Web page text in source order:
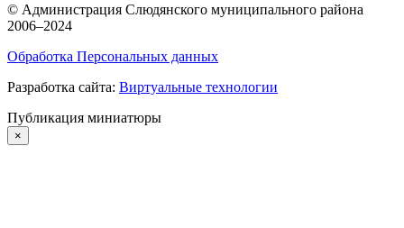
© Администрация Слюдянского муниципального района
2006–2024
Обработка Персональных данных
Разработка сайта: Виртуальные технологии
Публикация миниатюры
×